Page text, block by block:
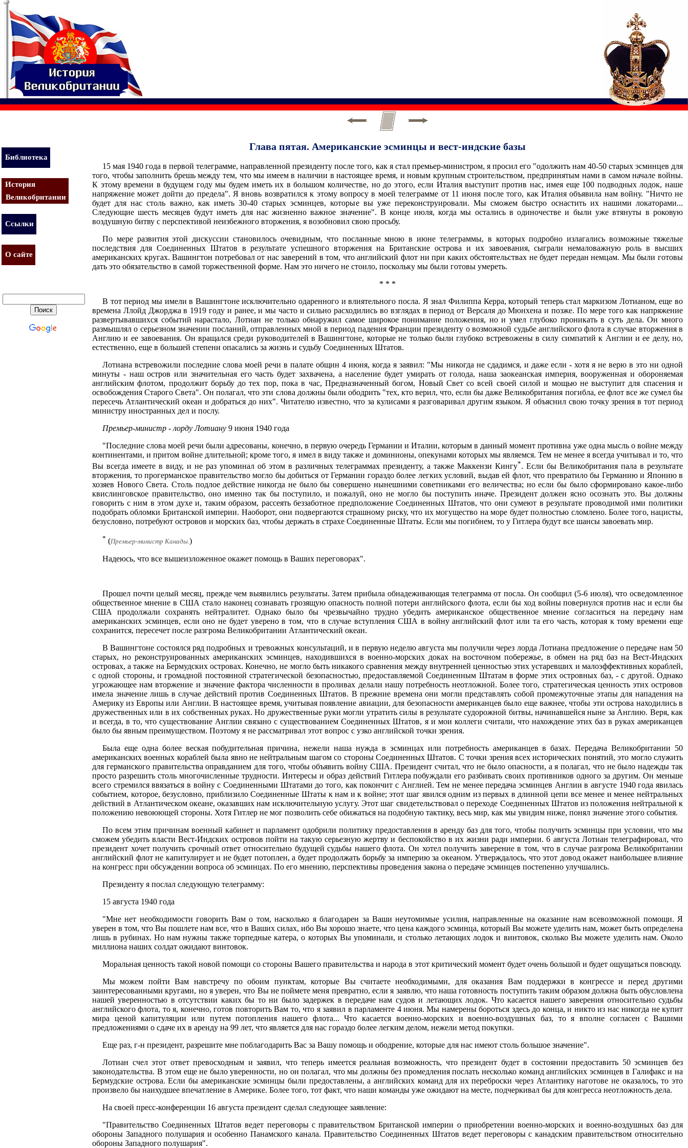
Библиотека
История
Великобритании
Ссылки
О сайте
Глава пятая. Американские эсминцы и вест-индские базы
15 мая 1940 года в первой телеграмме, направленной президенту после того, как я стал премьер-министром, я просил его "одолжить нам 40-50 старых эсминцев для
того, чтобы заполнить брешь между тем, что мы имеем в наличии в настоящее время, и новым крупным строительством, предпринятым нами в самом начале войны.
К этому времени в будущем году мы будем иметь их в большом количестве, но до этого, если Италия выступит против нас, имея еще 100 подводных лодок, наше
напряжение может дойти до предела". Я вновь возвратился к этому вопросу в моей телеграмме от 11 июня после того, как Италия объявила нам войну. "Ничто не
будет для нас столь важно, как иметь 30-40 старых эсминцев, которые вы уже переконструировали. Мы сможем быстро оснастить их нашими локаторами...
Следующие шесть месяцев будут иметь для нас жизненно важное значение". В конце июля, когда мы остались в одиночестве и были уже втянуты в роковую
воздушную битву с перспективой неизбежного вторжения, я возобновил свою просьбу.
По мере развития этой дискуссии становилось очевидным, что посланные мною в июне телеграммы, в которых подробно излагались возможные тяжелые
последствия для Соединенных Штатов в результате успешного вторжения на Британские острова и их завоевания, сыграли немаловажную роль в высших
американских кругах. Вашингтон потребовал от нас заверений в том, что английский флот ни при каких обстоятельствах не будет передан немцам. Мы были готовы
дать это обязательство в самой торжественной форме. Нам это ничего не стоило, поскольку мы были готовы умереть.
* * *
В тот период мы имели в Вашингтоне исключительно одаренного и влиятельного посла. Я знал Филиппа Керра, который теперь стал маркизом Лотианом, еще во
времена Ллойд Джорджа в 1919 году и ранее, и мы часто и сильно расходились во взглядах в период от Версаля до Мюнхена и позже. По мере того как напряжение
развертывавшихся событий нарастало, Лотиан не только обнаружил самое широкое понимание положения, но и умел глубоко проникать в суть дела. Он много
размышлял о серьезном значении посланий, отправленных мной в период падения Франции президенту о возможной судьбе английского флота в случае вторжения в
Англию и ее завоевания. Он вращался среди руководителей в Вашингтоне, которые не только были глубоко встревожены в силу симпатий к Англии и ее делу, но,
естественно, еще в большей степени опасались за жизнь и судьбу Соединенных Штатов.
Лотиана встревожили последние слова моей речи в палате общин 4 июня, когда я заявил: "Мы никогда не сдадимся, и даже если - хотя я не верю в это ни одной
минуты - наш остров или значительная его часть будет захвачена, а население будет умирать от голода, наша заокеанская империя, вооруженная и обороняемая
английским флотом, продолжит борьбу до тех пор, пока в час, Предназначенный богом, Новый Свет со всей своей силой и мощью не выступит для спасения и
освобождения Старого Света". Он полагал, что эти слова должны были ободрить "тех, кто верил, что, если бы даже Великобритания погибла, ее флот все же сумел бы
пересечь Атлантический океан и добраться до них". Читателю известно, что за кулисами я разговаривал другим языком. Я объяснил свою точку зрения в тот период
министру иностранных дел и послу.
Премьер-министр - лорду Лотиану 9 июня 1940 года
"Последние слова моей речи были адресованы, конечно, в первую очередь Германии и Италии, которым в данный момент противна уже одна мысль о войне между
континентами, и притом войне длительной; кроме того, я имел в виду также и доминионы, опекунами которых мы являемся. Тем не менее я всегда учитывал и то, что
Вы всегда имеете в виду, и не раз упоминал об этом в различных телеграммах президенту, а также Маккензи Кингу*. Если бы Великобритания пала в результате
вторжения, то прогерманское правительство могло бы добиться от Германии гораздо более легких условий, выдав ей флот, что превратило бы Германию и Японию в
хозяев Нового Света. Столь подлое действие никогда не было бы совершено нынешними советниками его величества; но если бы было сформировано какое-либо
квислинговское правительство, оно именно так бы поступило, и пожалуй, оно не могло бы поступить иначе. Президент должен ясно осознать это. Вы должны
говорить с ним в этом духе и, таким образом, рассеять беззаботное предположение Соединенных Штатов, что они сумеют в результате проводимой ими политики
подобрать обломки Британской империи. Наоборот, они подвергаются страшному риску, что их могущество на море будет полностью сломлено. Более того, нацисты,
безусловно, потребуют островов и морских баз, чтобы держать в страхе Соединенные Штаты. Если мы погибнем, то у Гитлера будут все шансы завоевать мир.
* (Премьер-министр Канады.)
Надеюсь, что все вышеизложенное окажет помощь в Ваших переговорах".
Прошел почти целый месяц, прежде чем выявились результаты. Затем прибыла обнадеживающая телеграмма от посла. Он сообщил (5-6 июля), что осведомленное
общественное мнение в США стало наконец сознавать грозящую опасность полной потери английского флота, если бы ход войны повернулся против нас и если бы
США продолжали сохранять нейтралитет. Однако было бы чрезвычайно трудно убедить американское общественное мнение согласиться на передачу нам
американских эсминцев, если оно не будет уверено в том, что в случае вступления США в войну английский флот или та его часть, которая к тому времени еще
сохранится, пересечет после разгрома Великобритании Атлантический океан.
В Вашингтоне состоялся ряд подробных и тревожных консультаций, и в первую неделю августа мы получили через лорда Лотиана предложение о передаче нам 50
старых, но реконструированных американских эсминцев, находившихся в военно-морских доках на восточном побережье, в обмен на ряд баз на Вест-Индских
островах, а также на Бермудских островах. Конечно, не могло быть никакого сравнения между внутренней ценностью этих устаревших и малоэффективных кораблей,
с одной стороны, и громадной постоянной стратегической безопасностью, предоставляемой Соединенным Штатам в форме этих островных баз, - с другой. Однако
угрожающее нам вторжение и значение фактора численности в проливах делали нашу потребность неотложной. Более того, стратегическая ценность этих островов
имела значение лишь в случае действий против Соединенных Штатов. В прежние времена они могли представлять собой промежуточные этапы для нападения на
Америку из Европы или Англии. В настоящее время, учитывая появление авиации, для безопасности американцев было еще важнее, чтобы эти острова находились в
дружественных или в их собственных руках. Но дружественные руки могли утратить силы в результате судорожной битвы, начинавшейся ныне за Англию. Веря, как
и всегда, в то, что существование Англии связано с существованием Соединенных Штатов, я и мои коллеги считали, что нахождение этих баз в руках американцев
было бы явным преимуществом. Поэтому я не рассматривал этот вопрос с узко английской точки зрения.
Была еще одна более веская побудительная причина, нежели наша нужда в эсминцах или потребность американцев в базах. Передача Великобритании 50
американских военных кораблей была явно не нейтральным шагом со стороны Соединенных Штатов. С точки зрения всех исторических понятий, это могло служить
для германского правительства оправданием для того, чтобы объявить войну США. Президент считал, что не было опасности, а я полагал, что не было надежды так
просто разрешить столь многочисленные трудности. Интересы и образ действий Гитлера побуждали его разбивать своих противников одного за другим. Он меньше
всего стремился ввязаться в войну с Соединенными Штатами до того, как покончит с Англией. Тем не менее передача эсминцев Англии в августе 1940 года явилась
событием, которое, безусловно, приблизило Соединенные Штаты к нам и к войне; этот шаг явился одним из первых в длинной цепи все менее и менее нейтральных
действий в Атлантическом океане, оказавших нам исключительную услугу. Этот шаг свидетельствовал о переходе Соединенных Штатов из положения нейтральной к
положению невоюющей стороны. Хотя Гитлер не мог позволить себе обижаться на подобную тактику, весь мир, как мы увидим ниже, понял значение этого события.
По всем этим причинам военный кабинет и парламент одобрили политику предоставления в аренду баз для того, чтобы получить эсминцы при условии, что мы
сможем убедить власти Вест-Индских островов пойти на такую серьезную жертву и беспокойство в их жизни ради империи. 6 августа Лотиан телеграфировал, что
президент хочет получить срочный ответ относительно будущей судьбы нашего флота. Он хотел получить заверение в том, что в случае разгрома Великобритании
английский флот не капитулирует и не будет потоплен, а будет продолжать борьбу за империю за океаном. Утверждалось, что этот довод окажет наибольшее влияние
на конгресс при обсуждении вопроса об эсминцах. По его мнению, перспективы проведения закона о передаче эсминцев постепенно улучшались.
Президенту я послал следующую телеграмму:
15 августа 1940 года
"Мне нет необходимости говорить Вам о том, насколько я благодарен за Ваши неутомимые усилия, направленные на оказание нам всевозможной помощи. Я
уверен в том, что Вы пошлете нам все, что в Ваших силах, ибо Вы хорошо знаете, что цена каждого эсминца, который Вы можете уделить нам, может быть определена
лишь в рубинах. Но нам нужны также торпедные катера, о которых Вы упоминали, и столько летающих лодок и винтовок, сколько Вы можете уделить нам. Около
миллиона наших солдат ожидают винтовок.
Моральная ценность такой новой помощи со стороны Вашего правительства и народа в этот критический момент будет очень большой и будет ощущаться повсюду.
Мы можем пойти Вам навстречу по обоим пунктам, которые Вы считаете необходимыми, для оказания Вам поддержки в конгрессе и перед другими
заинтересованными кругами, но я уверен, что Вы не поймете меня превратно, если я заявлю, что наша готовность поступить таким образом должна быть обусловлена
нашей уверенностью в отсутствии каких бы то ни было задержек в передаче нам судов и летающих лодок. Что касается нашего заверения относительно судьбы
английского флота, то я, конечно, готов повторить Вам то, что я заявил в парламенте 4 июня. Мы намерены бороться здесь до конца, и никто из нас никогда не купит
мира ценой капитуляции или путем потопления нашего флота... Что касается военно-морских и военно-воздушных баз, то я вполне согласен с Вашими
предложениями о сдаче их в аренду на 99 лет, что является для нас гораздо более легким делом, нежели метод покупки.
Еще раз, г-н президент, разрешите мне поблагодарить Вас за Вашу помощь и ободрение, которые для нас имеют столь большое значение".
Лотиан счел этот ответ превосходным и заявил, что теперь имеется реальная возможность, что президент будет в состоянии предоставить 50 эсминцев без
законодательства. В этом еще не было уверенности, но он полагал, что мы должны без промедления послать несколько команд английских эсминцев в Галифакс и на
Бермудские острова. Если бы американские эсминцы были предоставлены, а английских команд для их переброски через Атлантику наготове не оказалось, то это
произвело бы наихудшее впечатление в Америке. Более того, тот факт, что наши команды уже ожидают на месте, подчеркивал бы для конгресса неотложность дела.
На своей пресс-конференции 16 августа президент сделал следующее заявление:
"Правительство Соединенных Штатов ведет переговоры с правительством Британской империи о приобретении военно-морских и военно-воздушных баз для
обороны Западного полушария и особенно Панамского канала. Правительство Соединенных Штатов ведет переговоры с канадским правительством относительно
обороны Западного полушария".